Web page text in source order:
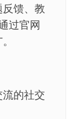
馈、教
过官网
的社交